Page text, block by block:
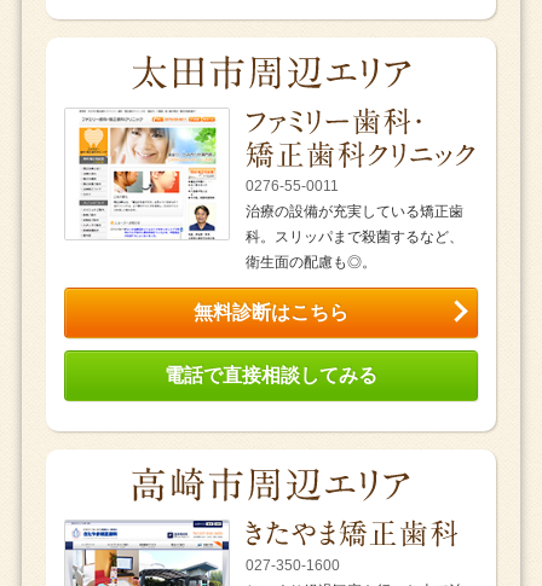
0276-55-0011
治療の設備が充実している矯正歯
科。スリッパまで殺菌するなど、
衛生面の配慮も◎。
無料診断はこちら
電話で直接相談してみる
027-350-1600